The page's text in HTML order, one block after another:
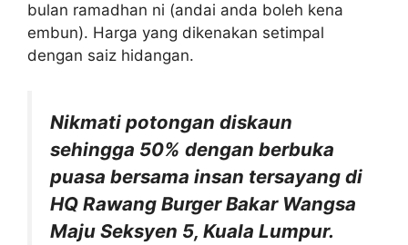
bulan ramadhan ni (andai anda boleh kena
embun). Harga yang dikenakan setimpal
dengan saiz hidangan.
Nikmati potongan diskaun
sehingga 50% dengan berbuka
puasa bersama insan tersayang di
HQ Rawang Burger Bakar Wangsa
Maju Seksyen 5, Kuala Lumpur.